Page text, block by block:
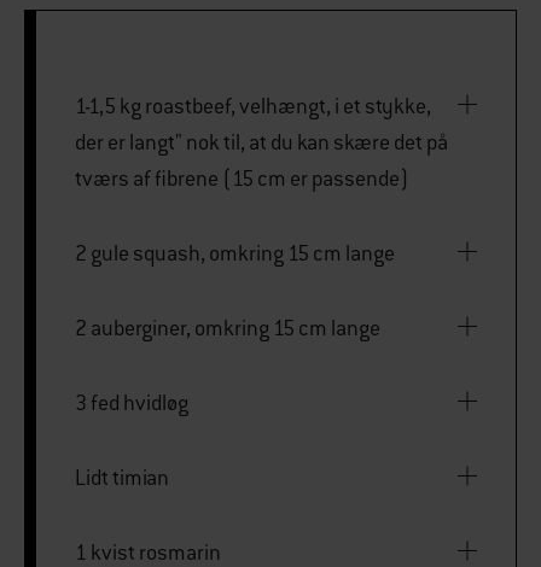
1-1,5 kg roastbeef, velhængt, i et stykke,
der er langt" nok til, at du kan skære det på
tværs af fibrene (15 cm er passende)
2 gule squash, omkring 15 cm lange
2 auberginer, omkring 15 cm lange
3 fed hvidløg
Lidt timian
1 kvist rosmarin